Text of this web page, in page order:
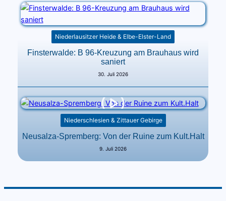
Niederlausitzer Heide & Elbe-Elster-Land
Finsterwalde: B 96-Kreuzung am Brauhaus wird
saniert
30. Juli 2026
Niederschlesien & Zittauer Gebirge
Neusalza-Spremberg: Von der Ruine zum Kult.Halt
9. Juli 2026